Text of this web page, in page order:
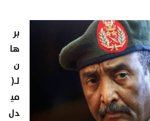
بر
ها
ن
لـ(
مي
دل